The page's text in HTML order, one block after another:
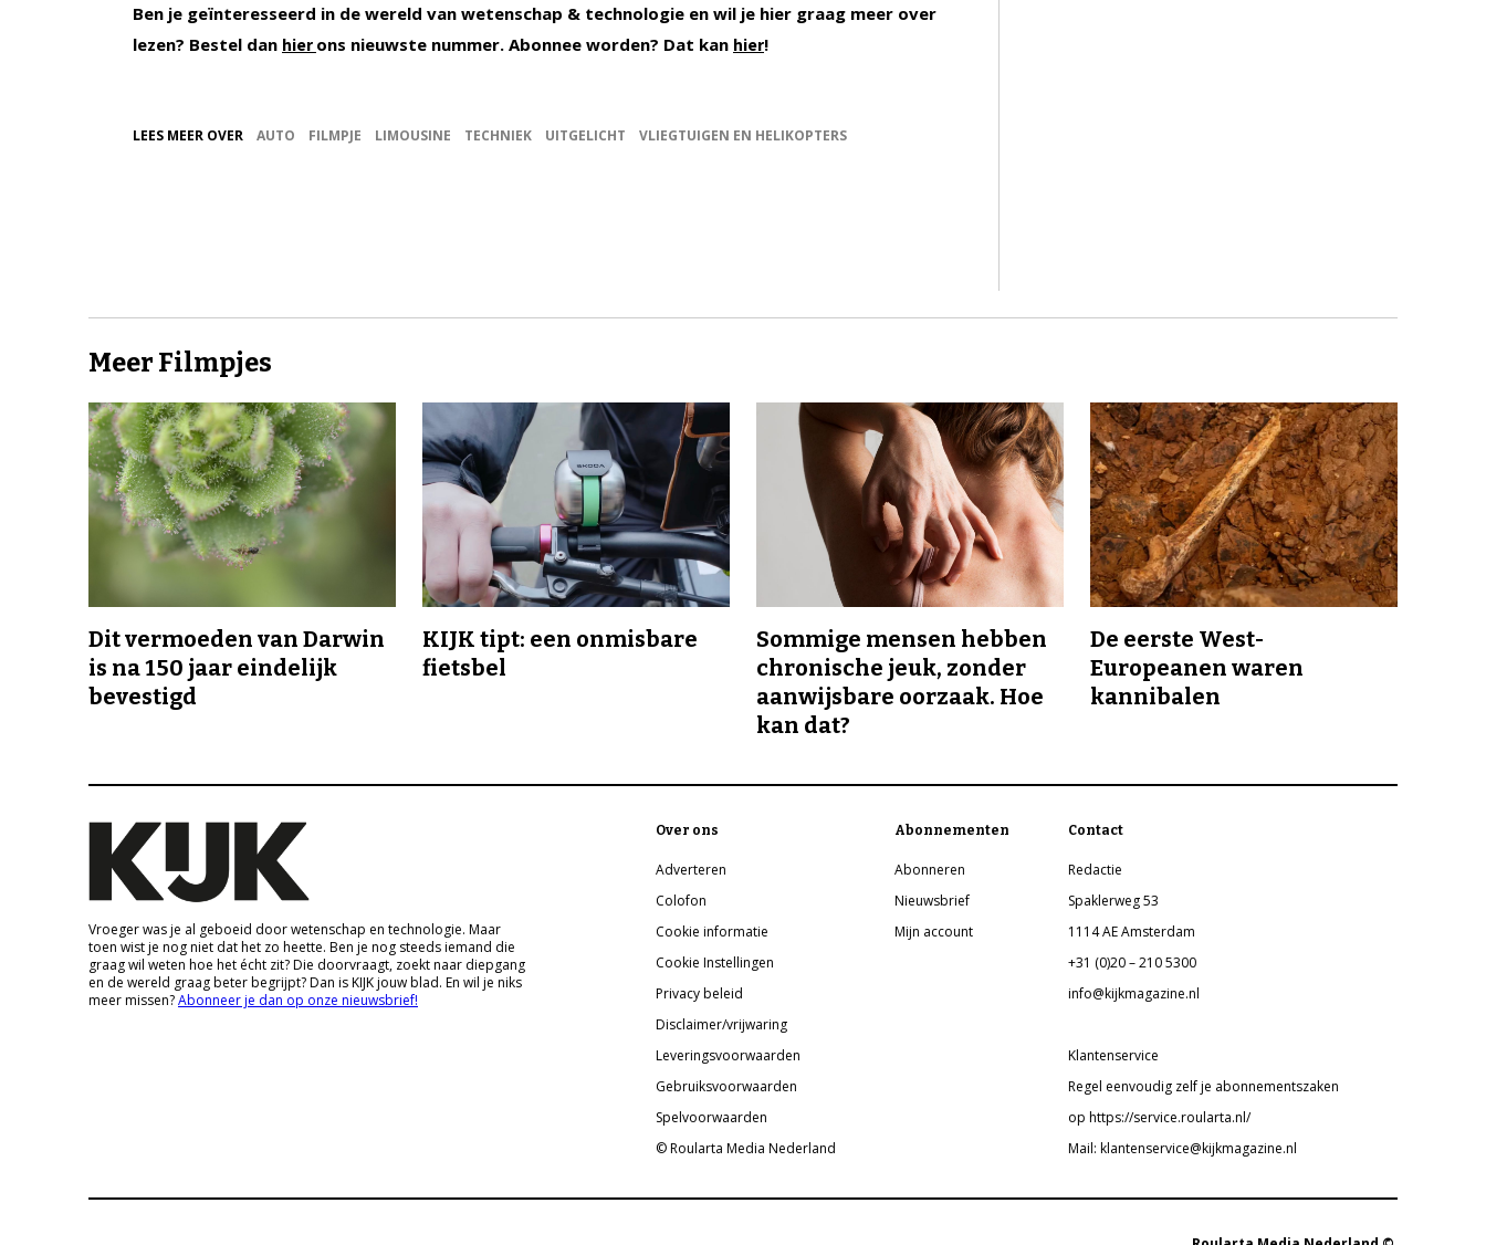
Ben je geïnteresseerd in de wereld van wetenschap & technologie en wil je hier graag meer over
lezen? Bestel dan hier ons nieuwste nummer. Abonnee worden? Dat kan hier!
LEES MEER OVER AUTO FILMPJE LIMOUSINE TECHNIEK UITGELICHT VLIEGTUIGEN EN HELIKOPTERS
Meer Filmpjes
Dit vermoeden van Darwin
is na 150 jaar eindelijk
bevestigd
KIJK tipt: een onmisbare
fietsbel
Sommige mensen hebben
chronische jeuk, zonder
aanwijsbare oorzaak. Hoe
kan dat?
De eerste West-
Europeanen waren
kannibalen
Vroeger was je al geboeid door wetenschap en technologie. Maar
toen wist je nog niet dat het zo heette. Ben je nog steeds iemand die
graag wil weten hoe het écht zit? Die doorvraagt, zoekt naar diepgang
en de wereld graag beter begrijpt? Dan is KIJK jouw blad. En wil je niks
meer missen?Abonneer je dan op onze nieuwsbrief!
Over ons
Adverteren
Colofon
Cookie informatie
Cookie Instellingen
Privacy beleid
Disclaimer/vrijwaring
Leveringsvoorwaarden
Gebruiksvoorwaarden
Spelvoorwaarden
© Roularta Media Nederland
Abonnementen
Abonneren
Nieuwsbrief
Mijn account
Contact
Redactie
Spaklerweg 53
1114 AE Amsterdam
+31 (0)20 – 210 5300
info@kijkmagazine.nl
Klantenservice
Regel eenvoudig zelf je abonnementszaken
op https://service.roularta.nl/
Mail: klantenservice@kijkmagazine.nl